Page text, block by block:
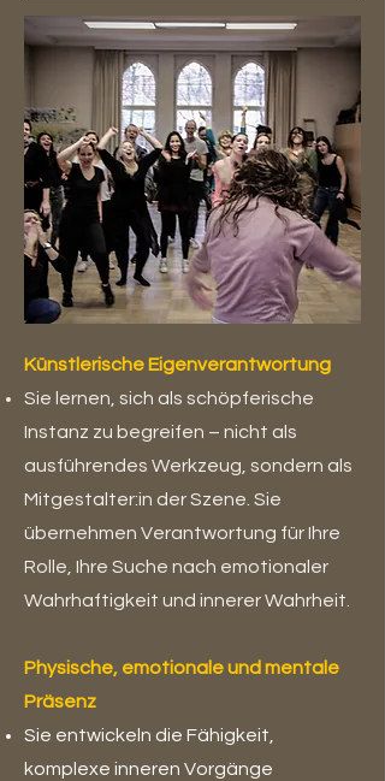
Künstlerische Eigenverantwortung
Sie lernen, sich als schöpferische
Instanz zu begreifen – nicht als
ausführendes Werkzeug, sondern als
Mitgestalter:in der Szene. Sie
übernehmen Verantwortung für Ihre
Rolle, Ihre Suche nach emotionaler
Wahrhaftigkeit und innerer Wahrheit.
Physische, emotionale und mentale
Präsenz
Sie entwickeln die Fähigkeit,
komplexe inneren Vorgänge